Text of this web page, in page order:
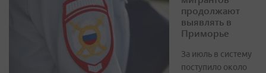
продолжают
выявлять в
Приморье
За июль в систему
поступило около